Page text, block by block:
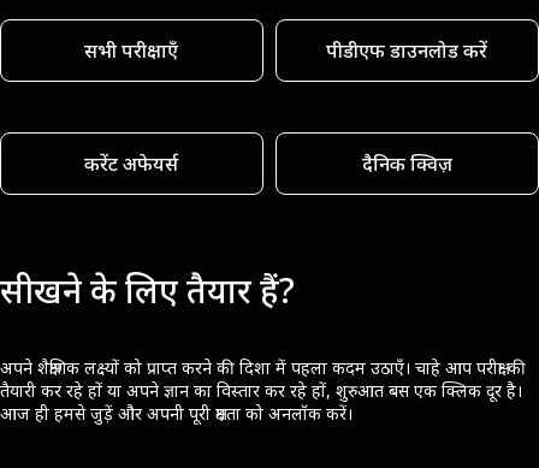
सभी परीक्षाएँ पीडीएफ डाउनलोड करें
करेंट अफेयर्स दैनिक क्विज़
सीखने के लिए तैयार हैं?
अपने शैक्षणिक लक्ष्यों को प्राप्त करने की दिशा में पहला कदम उठाएँ। चाहे आप परीक्षा की
तैयारी कर रहे हों या अपने ज्ञान का विस्तार कर रहे हों, शुरुआत बस एक क्लिक दूर है।
आज ही हमसे जुड़ें और अपनी पूरी क्षमता को अनलॉक करें।